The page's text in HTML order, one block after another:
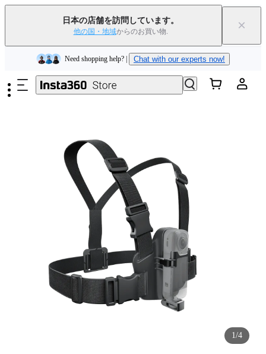
日本の店舗を訪問しています。
他の国・地域からのお買い物. ×
メインコンテンツへスキップ
下取りで旧デバイスを出すと、新規購入でキャッシュバックまたはクー
ポンを獲得できます｜ 詳細を見る
Need shopping help? | Chat with our experts now!
Insta360 Luna Ultra｜発売中｜送料無料
1/4